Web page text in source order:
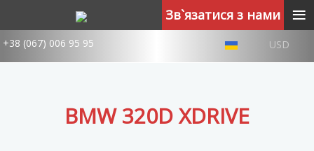
+38 (067) 006 95 95 USD
BMW 320D XDRIVE
Зв`язатися з нами ≡